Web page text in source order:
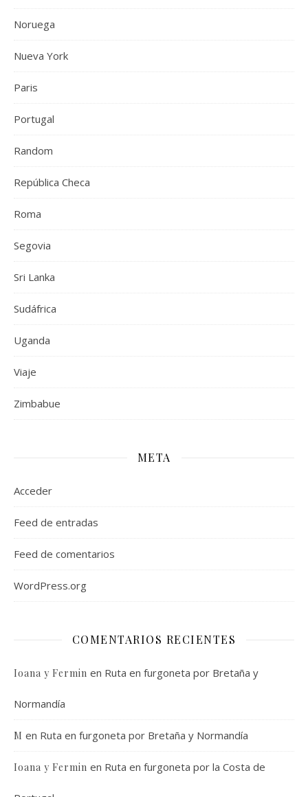
Noruega
Nueva York
Paris
Portugal
Random
República Checa
Roma
Segovia
Sri Lanka
Sudáfrica
Uganda
Viaje
Zimbabue
META
Acceder
Feed de entradas
Feed de comentarios
WordPress.org
COMENTARIOS RECIENTES
Ioana y Fermin en Ruta en furgoneta por Bretaña y
Normandía
M en Ruta en furgoneta por Bretaña y Normandía
Ioana y Fermin en Ruta en furgoneta por la Costa de